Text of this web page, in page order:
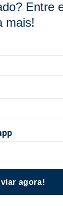
Entre
mais!
agora!